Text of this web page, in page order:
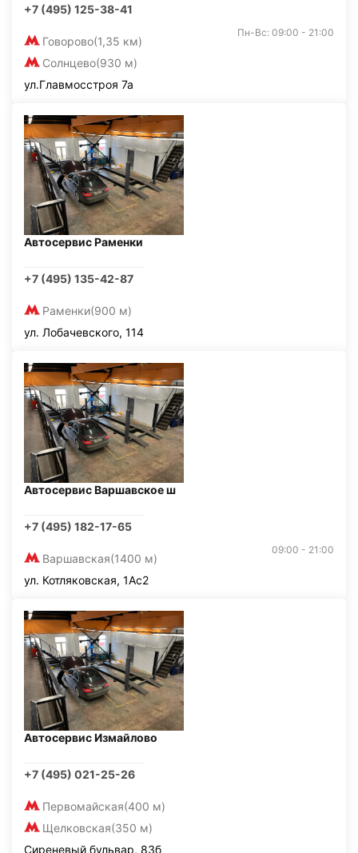
+7 (495) 125-38-41
Говорово(1,35 км)
Солнцево(930 м)
Пн-Вс: 09:00 - 21:00
ул.Главмосстроя 7а
Автосервис Раменки
+7 (495) 135-42-87
Раменки(900 м)
ул. Лобачевского, 114
Автосервис Варшавское ш
+7 (495) 182-17-65
Варшавская(1400 м)
09:00 - 21:00
ул. Котляковская, 1Ас2
Автосервис Измайлово
+7 (495) 021-25-26
Первомайская(400 м)
Щелковская(350 м)
Сиреневый бульвар, 83б